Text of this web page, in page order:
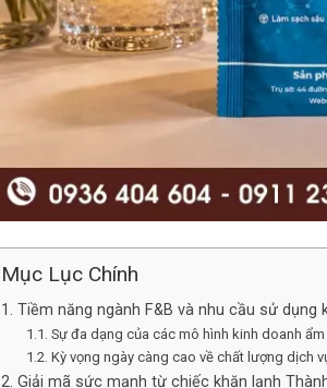
Mục Lục Chính
1. Tiềm năng ngành F&B và nhu cầu sử
1.1. Sự đa dạng của các mô hình kinh doanh
1.2. Kỳ vọng ngày càng cao về chất lượng dịch
2. Giải mã sức mạnh từ chiếc khăn lạnh